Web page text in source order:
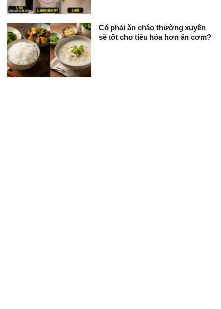
Có phải ăn cháo thường xuyên
sẽ tốt cho tiêu hóa hơn ăn cơm?